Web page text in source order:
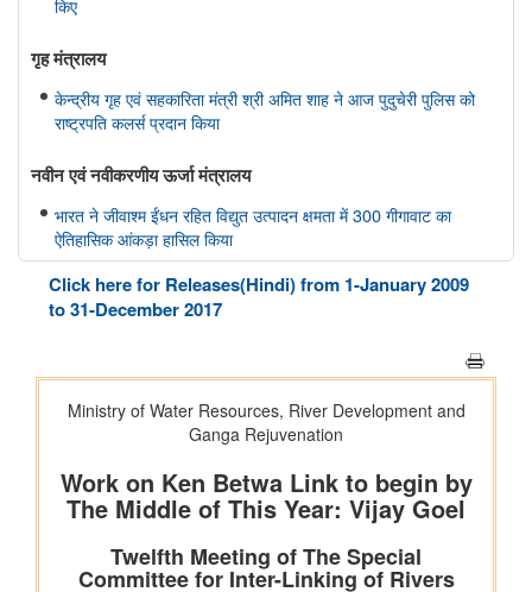
किए
गृह मंत्रालय
केन्द्रीय गृह एवं सहकारिता मंत्री श्री अमित शाह ने आज पुदुचेरी पुलिस को
राष्ट्रपति कलर्स प्रदान किया
नवीन एवं नवीकरणीय ऊर्जा मंत्रालय
भारत ने जीवाश्म ईंधन रहित विद्युत उत्पादन क्षमता में 300 गीगावाट का
ऐतिहासिक आंकड़ा हासिल किया
विज्ञान एवं प्रौद्योगिकी मंत्रालय
सामाजिक न्‍याय एवं अधिकारिता मंत्रालय
पिछले तीन वित्त वर्षों के दौरान कर्नाटक में अनुसूचित जाति के विद्यार्थियों के
लिए पोस्ट-मैट्रिक छात्रवृत्ति के अंतर्गत 1,178.20 करोड़ रुपये की केंद्रीय
हिस्सेदारी जारी
कुमार को बी.टेक की पढ़ाई पूरी करने में कैसे मदद की
Click here for Releases(Hindi) from 1-January 2009
to 31-December 2017